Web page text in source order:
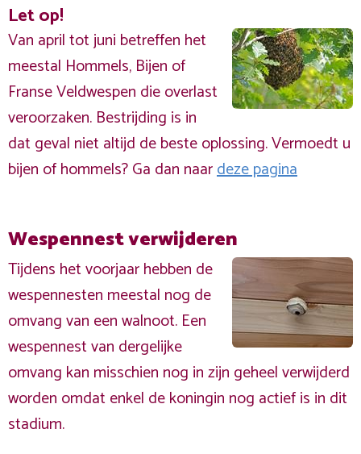
Let op!
Van april tot juni betreffen het
meestal Hommels, Bijen of
Franse Veldwespen die overlast
veroorzaken. Bestrijding is in
dat geval niet altijd de beste oplossing. Vermoedt u
bijen of hommels? Ga dan naardeze pagina
Wespennest verwijderen
Tijdens het voorjaar hebben de
wespennesten meestal nog de
omvang van een walnoot. Een
wespennest van dergelijke
omvang kan misschien nog in zijn geheel verwijderd
worden omdat enkel de koningin nog actief is in dit
stadium.